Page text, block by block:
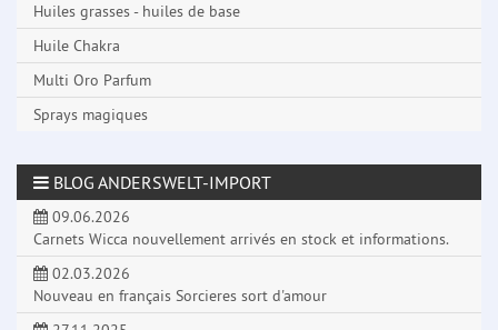
Huiles grasses - huiles de base
Huile Chakra
Multi Oro Parfum
Sprays magiques
BLOG ANDERSWELT-IMPORT
09.06.2026
Carnets Wicca nouvellement arrivés en stock et informations.
02.03.2026
Nouveau en français Sorcieres sort d'amour